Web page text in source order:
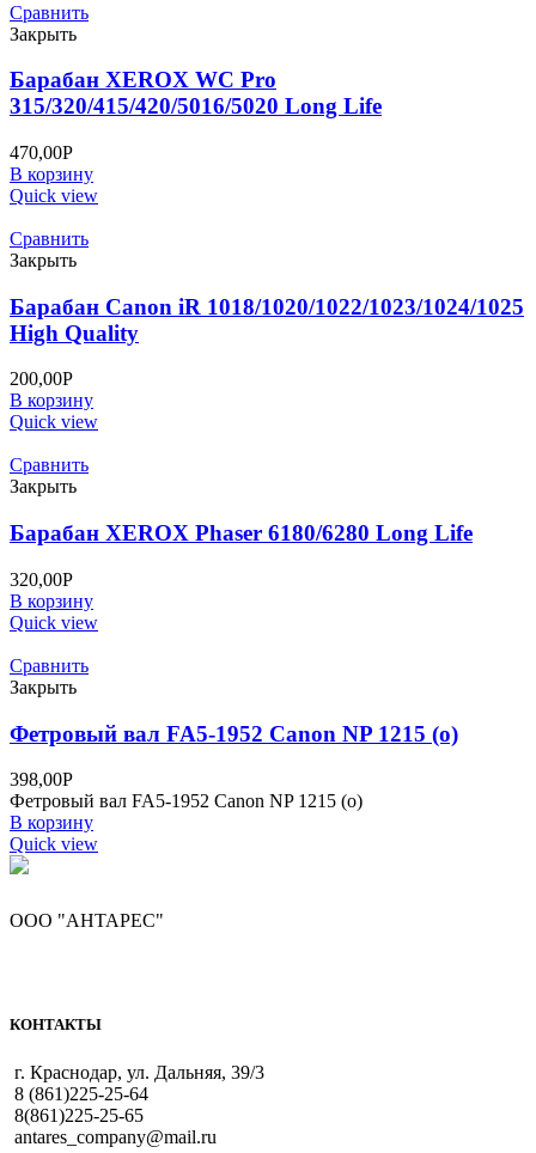
Сравнить
Закрыть
Барабан XEROX WC Pro
315/320/415/420/5016/5020 Long Life
470,00Р
В корзину
Quick view
Сравнить
Закрыть
Барабан Canon iR 1018/1020/1022/1023/1024/1025
High Quality
200,00Р
В корзину
Quick view
Сравнить
Закрыть
Барабан XEROX Phaser 6180/6280 Long Life
320,00Р
В корзину
Quick view
Сравнить
Закрыть
Фетровый вал FA5-1952 Canon NP 1215 (o)
398,00Р
Фетровый вал FA5-1952 Canon NP 1215 (o)
В корзину
Quick view
ООО "АНТАРЕС"
КОНТАКТЫ
г. Краснодар, ул. Дальняя, 39/3
8 (861)225-25-64
8(861)225-25-65
antares_company@mail.ru